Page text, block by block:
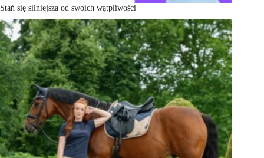
Stań się silniejsza od swoich wątpliwości